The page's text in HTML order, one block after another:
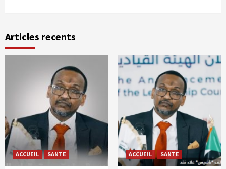
Articles recents
ACCUEIL SANTE ACCUEIL SANTE